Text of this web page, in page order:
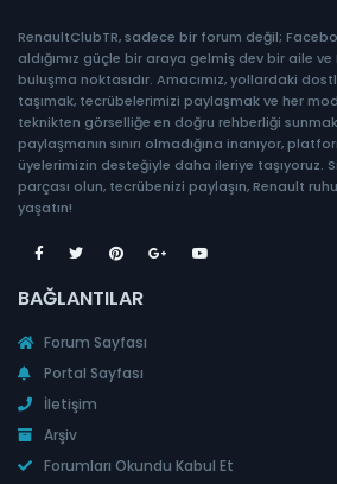
RenaultClubTR, sadece bir forum değil;
aldığımız güçle bir araya gelmiş dev bir aile ve
buluşma noktasıdır. Amacımız, yollardaki
taşımak, tecrübelerimizi paylaşmak ve her
teknikten görselliğe en doğru rehberliği
paylaşmanın sınırı olmadığına inanıyor,
üyelerimizin desteğiyle daha ileriye taşıyoruz.
parçası olun, tecrübenizi paylaşın, Renault
yaşatın!
BAĞLANTILAR
Forum Sayfası
Portal Sayfası
İletişim
Arşiv
Forumları Okundu Kabul Et